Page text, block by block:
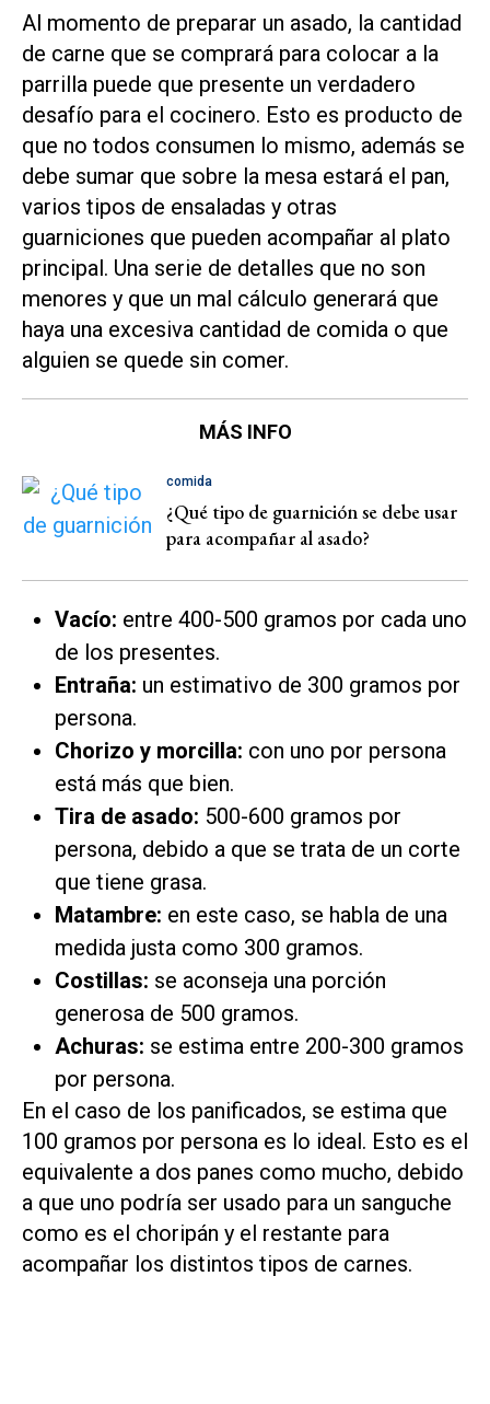
Al momento de preparar un asado, la cantidad
de carne que se comprará para colocar a la
parrilla puede que presente un verdadero
desafío para el cocinero. Esto es producto de
que no todos consumen lo mismo, además se
debe sumar que sobre la mesa estará el pan,
varios tipos de ensaladas y otras
guarniciones que pueden acompañar al plato
principal. Una serie de detalles que no son
menores y que un mal cálculo generará que
haya una excesiva cantidad de comida o que
alguien se quede sin comer.
MÁS INFO
comida
¿Qué tipo de guarnición se debe usar
para acompañar al asado?
Vacío: entre 400-500 gramos por cada uno
de los presentes.
Entraña: un estimativo de 300 gramos por
persona.
Chorizo y morcilla: con uno por persona
está más que bien.
Tira de asado: 500-600 gramos por
persona, debido a que se trata de un corte
que tiene grasa.
Matambre: en este caso, se habla de una
medida justa como 300 gramos.
Costillas: se aconseja una porción
generosa de 500 gramos.
Achuras: se estima entre 200-300 gramos
por persona.
En el caso de los panificados, se estima que
100 gramos por persona es lo ideal. Esto es el
equivalente a dos panes como mucho, debido
a que uno podría ser usado para un sanguche
como es el choripán y el restante para
acompañar los distintos tipos de carnes.